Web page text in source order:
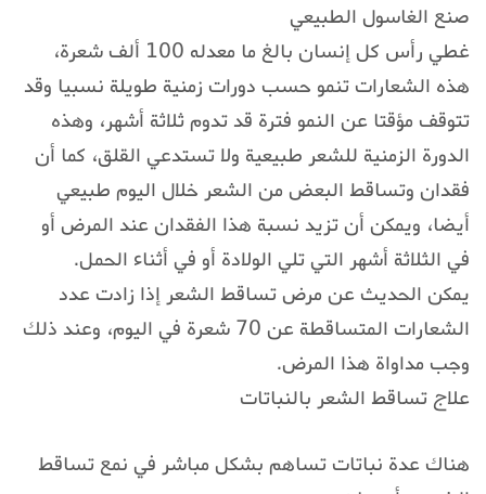
صنع الغاسول الطبيعي
غطي رأس كل إنسان بالغ ما معدله 100 ألف شعرة،
هذه الشعارات تنمو حسب دورات زمنية طويلة نسبيا وقد
تتوقف مؤقتا عن النمو فترة قد تدوم ثلاثة أشهر، وهذه
الدورة الزمنية للشعر طبيعية ولا تستدعي القلق، كما أن
فقدان وتساقط البعض من الشعر خلال اليوم طبيعي
أيضا، ويمكن أن تزيد نسبة هذا الفقدان عند المرض أو
في الثلاثة أشهر التي تلي الولادة أو في أثناء الحمل.
يمكن الحديث عن مرض تساقط الشعر إذا زادت عدد
الشعارات المتساقطة عن 70 شعرة في اليوم، وعند ذلك
وجب مداواة هذا المرض.
علاج تساقط الشعر بالنباتات
هناك عدة نباتات تساهم بشكل مباشر في نمع تساقط